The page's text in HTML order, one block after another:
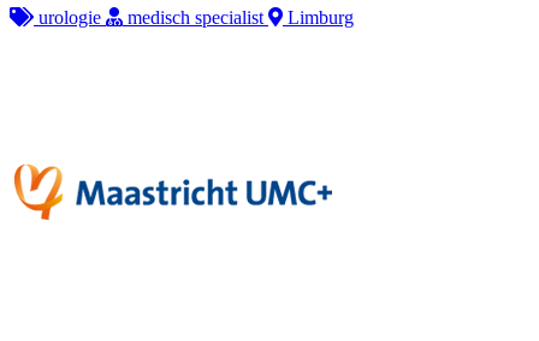
urologie
medisch specialist Limburg